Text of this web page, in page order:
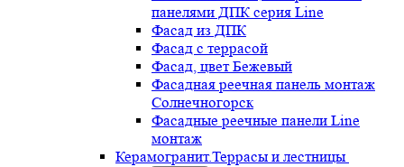
панелями ДПК серия Line
Фасад из ДПК
Фасад с террасой
Фасад, цвет Бежевый
Фасадная реечная панель монтаж
Солнечногорск
Фасадные реечные панели Line
монтаж
Керамогранит.Террасы и лестницы